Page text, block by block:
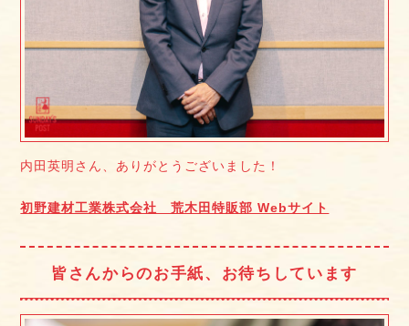
内田英明さん、ありがとうございました！
初野建材工業株式会社 荒木田特販部 Webサイト
皆さんからのお手紙、お待ちしています